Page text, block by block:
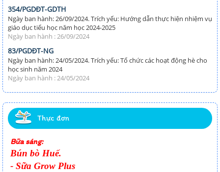
354/PGDĐT-GDTH
Ngày ban hành: 26/09/2024. Trích yếu: Hướng dẫn thực hiện nhiệm vụ
giáo dục tiểu học năm học 2024-2025
Ngày ban hành : 26/09/2024
83/PGDĐT-NG
Ngày ban hành: 24/05/2024. Trích yếu: Tổ chức các hoạt động hè cho
học sinh năm 2024
Ngày ban hành : 24/05/2024
Thực đơn
Bữa sáng:
Bún bò Huế.
- Sữa Grow Plus